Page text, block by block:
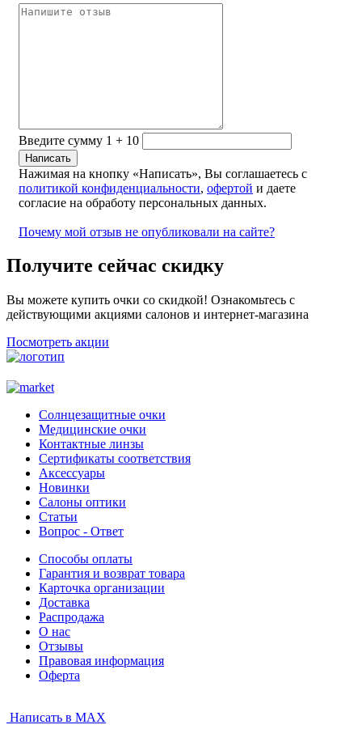
Введите сумму 1 + 10
Нажимая на кнопку «Написать», Вы соглашаетесь с
политикой конфиденциальности, офертой и даете
согласие на обработу персональных данных.
Почему мой отзыв не опубликовали на сайте?
Получите сейчас скидку
Вы можете купить очки со скидкой! Ознакомьтесь с
действующими акциями салонов и интернет-магазина
Посмотреть акции
Солнцезащитные очки
Медицинские очки
Контактные линзы
Сертификаты соответствия
Аксессуары
Новинки
Салоны оптики
Статьи
Вопрос - Ответ
Способы оплаты
Гарантия и возврат товара
Карточка организации
Доставка
Распродажа
О нас
Отзывы
Правовая информация
Оферта
Написать в MAX